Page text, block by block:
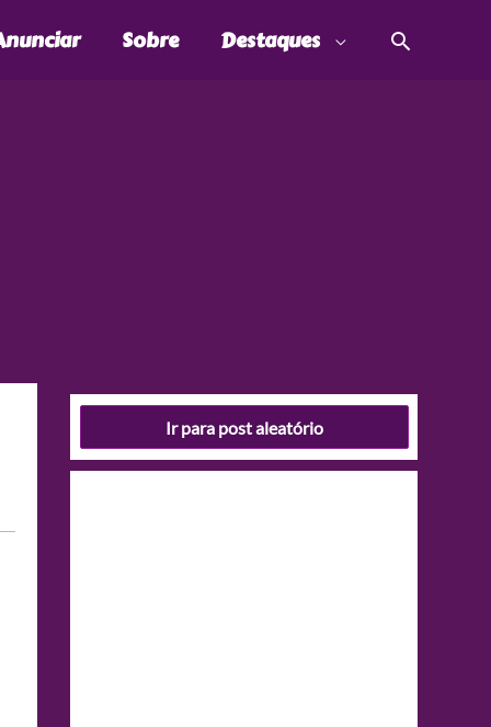
Sobre Destaques
Ir para post aleatório